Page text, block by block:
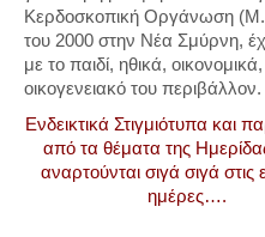
Κερδοσκοπική Οργάνωση
του 2000 στην Νέα Σμύρνη,
με το παιδί, ηθικά,
οικογενειακό του περιβάλλον.
Ενδεικτικά Στιγμιότυπα και
από τα θέματα της
αναρτούνται σιγά σιγά στις
ημέρες….